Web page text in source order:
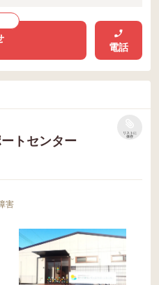
電話
トセンター
リストに
保存
害